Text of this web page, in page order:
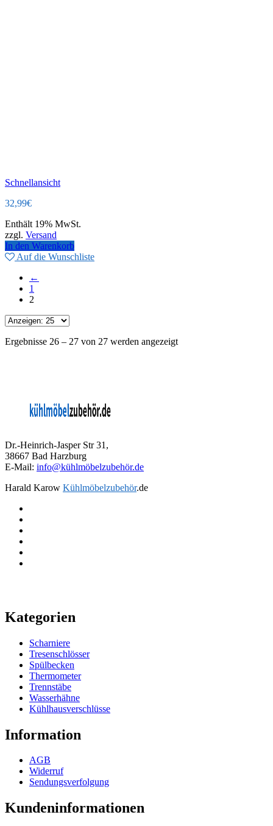
Schnellansicht
32,99€
Enthält 19% MwSt.
zzgl. Versand
In den Warenkorb
Auf die Wunschliste
←
1
2
Ergebnisse 26 – 27 von 27 werden angezeigt
Dr.-Heinrich-Jasper Str 31,
38667 Bad Harzburg
E-Mail: info@kühlmöbelzubehör.de
Harald Karow Kühlmöbelzubehör.de
Kategorien
Scharniere
Tresenschlösser
Spülbecken
Thermometer
Trennstäbe
Wasserhähne
Kühlhausverschlüsse
Information
AGB
Widerruf
Sendungsverfolgung
Kundeninformationen